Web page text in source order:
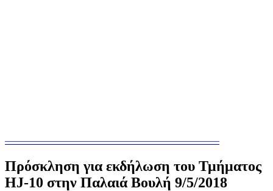
——————————————————————
Πρόσκληση για εκδήλωση του Τμήματος
HJ-10 στην Παλαιά Βουλή 9/5/2018